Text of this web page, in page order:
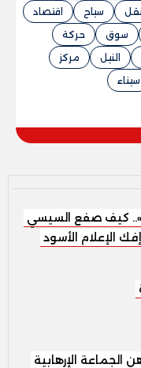
سياح
اقتصاد
سوق
حركة
النيل
مركز
سيناء
كيف صفع السيسي
الإعلام الأسود
الجماعة الإرهابية